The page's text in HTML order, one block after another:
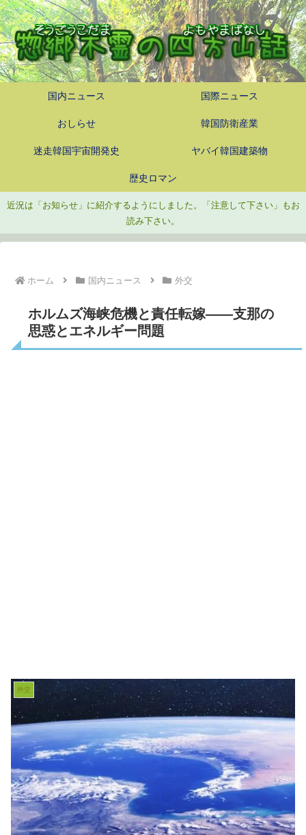
国内ニュース 国際ニュース
おしらせ 韓国防衛産業
迷走韓国宇宙開発史 ヤバイ韓国建築物
歴史ロマン
近況は「お知らせ」に紹介するようにしました。「注意して下さい」もお
読み下さい。
ホーム 国内ニュース 外交
ホルムズ海峡危機と責任転嫁――支那の
思惑とエネルギー問題
外交